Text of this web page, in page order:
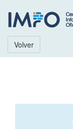
Volver